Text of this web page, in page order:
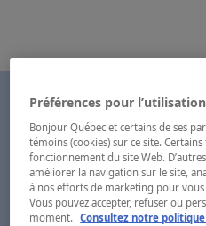
Préférences pour
Bonjour Québec et certains de ses
témoins (cookies) sur ce site.
fonctionnement du site Web.
améliorer la navigation sur le site,
à nos efforts de marketing pour
Vous pouvez accepter, refuser ou
moment. Consultez notre